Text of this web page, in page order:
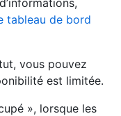
tableau de bord
vous pouvez
est limitée.
», lorsque les